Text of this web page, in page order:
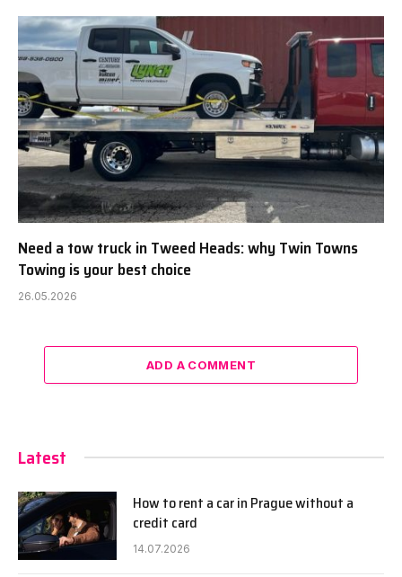
Need a tow truck in Tweed Heads: why Twin Towns
Towing is your best choice
26.05.2026
ADD A COMMENT
Latest
How to rent a car in Prague without a
credit card
14.07.2026